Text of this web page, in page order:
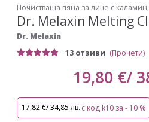
Почистваща пяна за лице с
Dr. Melaxin Melting
Dr. Melaxin
13 отзиви (Прочети)
19,80 €/
17,82 €/ 34,85 лв. с код k10 за - 10 %